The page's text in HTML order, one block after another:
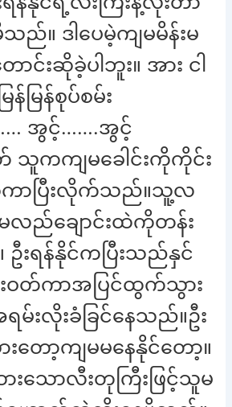
ည်။ ဒါပေမဲ့ကျမမိန်းမ
ာင်းဆိုခဲ့ပါဘူး။ အား ငါ
န်မြန်စုပ်စမ်း
အွင့်…….အွင့်
သူကကျမခေါင်းကိုကိုင်း
ာပြီးလိုက်သည်။သူ့လ
ည်ချောင်းထဲကိုတန်း
းရန်နိုင်ကပြီးသည်နှင်
းဝတ်ကာအပြင်ထွက်သွား
းလိုးခံခြင်နေသည်။ဦး
တော့ကျမမနေနိုင်တော့။
သောလီးတုကြီးဖြင့်သူမ